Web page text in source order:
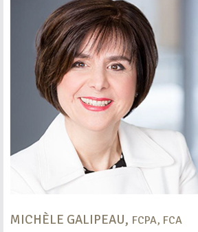
MICHÈLE GALIPEAU, FCPA, FCA